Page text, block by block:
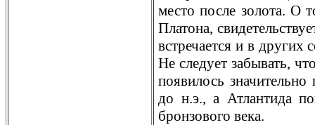
место после золота. О
Платона,
встречается и в других
Не следует забывать,
появилось
до н.э., а Атлантида
бронзового века.